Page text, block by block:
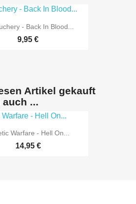
- Back In Blood...
9,95 €
Artikel gekauft
...
Warfare - Hell On...
14,95 €